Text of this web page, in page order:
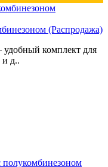
(Распродажа)
комплект для
и д..